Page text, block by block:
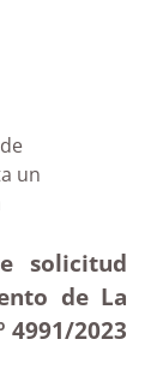
un
solicitud
de La
2023